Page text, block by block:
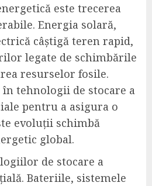
este trecerea
Energia solară,
câștigă teren rapid,
legate de schimbările
resurselor fosile.
tehnologii de stocare a
pentru a asigura o
evoluții schimbă
global.
de stocare a
Bateriile, sistemele